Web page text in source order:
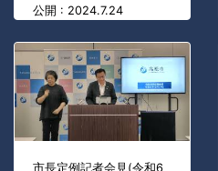
公開 : 2024.7.24
市長定例記者会見(令和6